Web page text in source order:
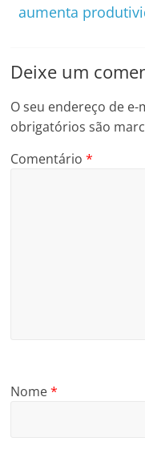
aumenta
Deixe um
O seu endereço de
obrigatórios são
Comentário*
Nome*